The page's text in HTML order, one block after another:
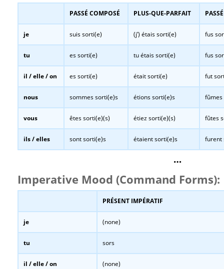
PASSÉ COMPOSÉ PLUS-QUE-PARFAIT
je suis sorti(e) (j’) étais sorti(e) fus
tu es sorti(e) tu étais sorti(e) fus
il / elle / on es sorti(e) était sorti(e) fut
nous sommes sorti(e)s étions sorti(e)s fûmes
vous êtes sorti(e)(s) étiez sorti(e)(s) fûtes
ils / elles sont sorti(e)s étaient sorti(e)s furent
…
Imperative Mood (Command Forms):
PRÉSENT IMPÉRATIF
je (none)
tu sors
il / elle / on (none)